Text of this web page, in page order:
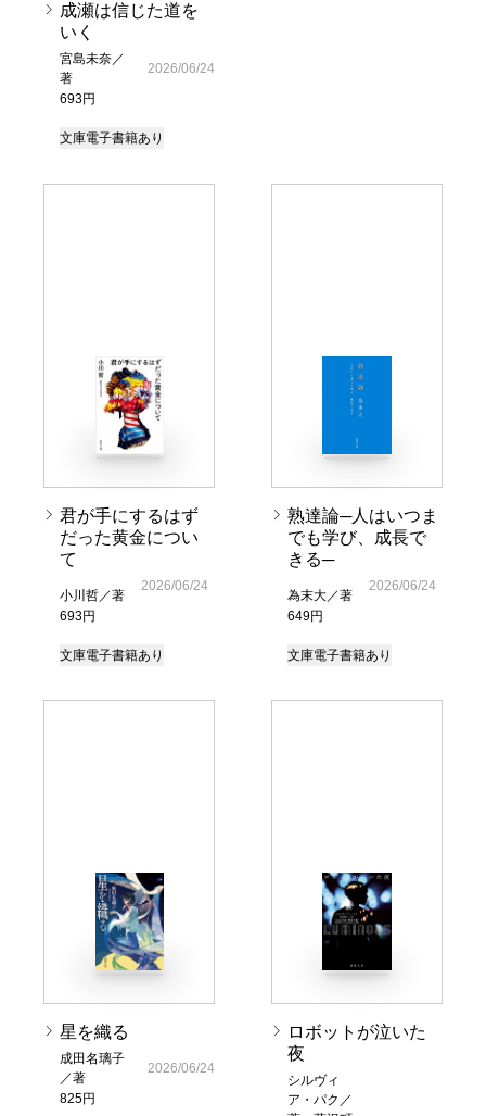
成瀬は信じた道を
いく
宮島未奈／
著
693円
2026/06/24
文庫電子書籍あり
君が手にするはず
だった黄金につい
て
小川哲／著
693円
2026/06/24
文庫電子書籍あり
熟達論─人はいつま
でも学び、成長で
きる─
為末大／著
649円
2026/06/24
文庫電子書籍あり
星を織る
成田名璃子
／著
825円
2026/06/24
ロボットが泣いた
夜
シルヴィ
ア・パク／